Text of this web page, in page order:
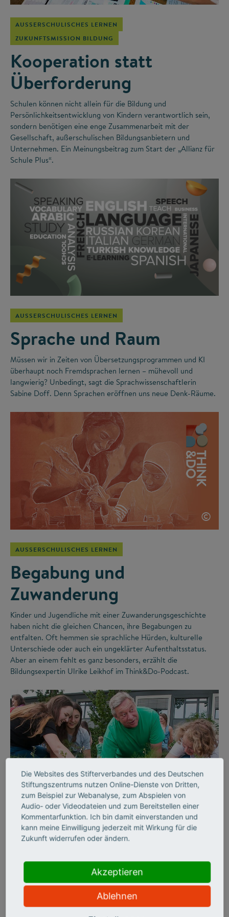
AUSSERSCHULISCHES LERNEN
ZUKUNFTSMISSION BILDUNG
Kooperation statt
Überforderung
Schulen können nicht allein für die Bildung und
Persönlichkeitsentwicklung von Kindern verantwortlich sein,
sondern benötigen eine enge Zusammenarbeit mit der
Gesellschaft, außerschulischen Bildungsanbietern und
Unternehmen. Ein Meinungsbeitrag zum Start der „Allianz für
Schule Plus“.
AUSSERSCHULISCHES LERNEN
Sprache und Raum
Müssen wir in Zeiten von Übersetzungsprogrammen und KI
überhaupt noch Fremdsprachen lernen – mühevoll und
langwierig? Unbedingt, sagt die Sprachwissenschaftlerin
Sabine Doff. Denn Sprachen eröffnen uns neue Denk-Räume.
©
AUSSERSCHULISCHES LERNEN
Begabung und
Zuwanderung
Kinder und Jugendliche mit einer Zuwanderungsgeschichte
haben nicht die gleichen Chancen, ihre Begabungen zu
entfalten. Oft hemmen sie sprachliche Hürden, kulturelle
Unterschiede oder auch ein ungeklärter Aufenthaltsstatus.
Aber an einem fehlt es ganz besonders, erzählt die
Bildungsexpertin Ulrike Leikhof im Think&Do-Podcast.
AUSSERSCHULISCHES LERNEN
nicht nur Wissen
vermitteln, sondern auch
Die Websites des Stifterverbandes und des Deutschen
Stiftungszentrums nutzen Online-Dienste von Dritten,
zum Beispiel zur Webanalyse, zum Abspielen von
Audio- oder Videodateien und zum Bereitstellen einer
Kommentarfunktion. Ich bin damit einverstanden und
kann meine Einwilligung jederzeit mit Wirkung für die
Zukunft widerrufen oder ändern.
Akzeptieren
Ablehnen